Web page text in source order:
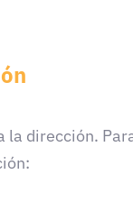
dirección.